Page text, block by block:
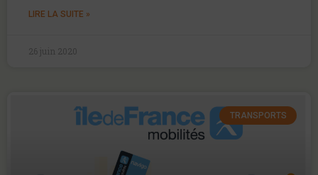
LIRE LA SUITE »
26 juin 2020
TRANSPORTS